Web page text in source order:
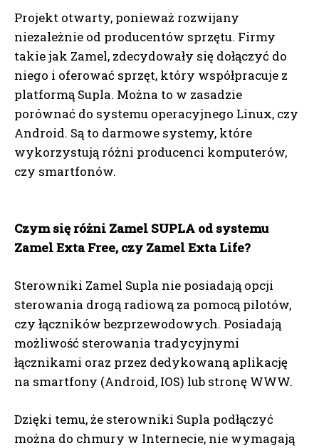
Projekt otwarty, ponieważ rozwijany
niezależnie od producentów sprzętu. Firmy
takie jak Zamel, zdecydowały się dołączyć do
niego i oferować sprzęt, który współpracuje z
platformą Supla. Można to w zasadzie
porównać do systemu operacyjnego Linux, czy
Android. Są to darmowe systemy, które
wykorzystują różni producenci komputerów,
czy smartfonów.
Czym się różni Zamel SUPLA od systemu
Zamel Exta Free, czy Zamel Exta Life?
Sterowniki Zamel Supla nie posiadają opcji
sterowania drogą radiową za pomocą pilotów,
czy łączników bezprzewodowych. Posiadają
możliwość sterowania tradycyjnymi
łącznikami oraz przez dedykowaną aplikację
na smartfony (Android, IOS) lub stronę WWW.
Dzięki temu, że sterowniki Supla podłączyć
można do chmury w Internecie, nie wymagają